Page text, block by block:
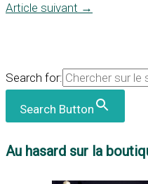
Article suivant →
Search for:
Search Button
Au hasard sur la